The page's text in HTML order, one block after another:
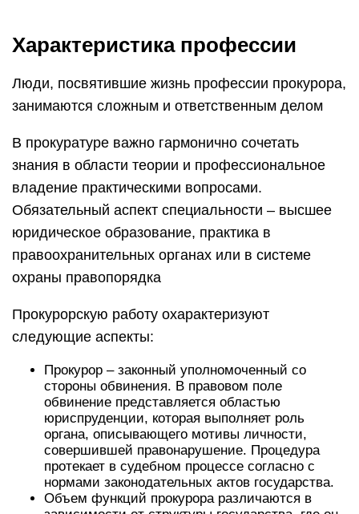
Характеристика профессии
Люди, посвятившие жизнь профессии прокурора,
занимаются сложным и ответственным делом
В прокуратуре важно гармонично сочетать
знания в области теории и профессиональное
владение практическими вопросами.
Обязательный аспект специальности – высшее
юридическое образование, практика в
правоохранительных органах или в системе
охраны правопорядка
Прокурорскую работу охарактеризуют
следующие аспекты:
Прокурор – законный уполномоченный со
стороны обвинения. В правовом поле
обвинение представляется областью
юриспруденции, которая выполняет роль
органа, описывающего мотивы личности,
совершившей правонарушение. Процедура
протекает в судебном процессе согласно с
нормами законодательных актов государства.
Объем функций прокурора различаются в